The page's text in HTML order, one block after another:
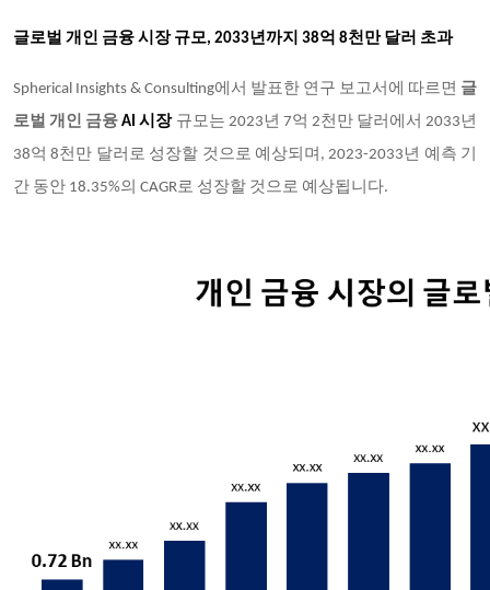
글로벌 개인 금융 시장 규모, 2033년까지 38억 8천만 달러 초과
Spherical Insights & Consulting에서 발표한 연구 보고서에 따르면 글
로벌 개인 금융AI 시장 규모는 2023년 7억 2천만 달러에서 2033년
38억 8천만 달러로 성장할 것으로 예상되며, 2023-2033년 예측 기
간 동안 18.35%의 CAGR로 성장할 것으로 예상됩니다.